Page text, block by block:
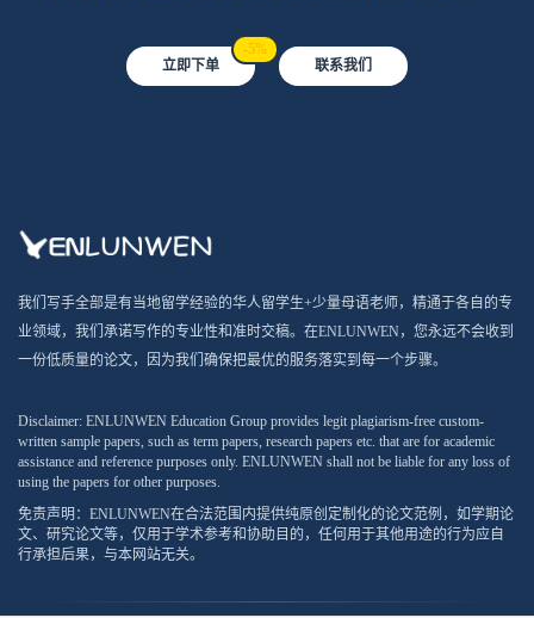
立即下单
-5%
联系我们
我们写手全部是有当地留学经验的华人留学生+少量母语老师，精通于各自的专
业领域，我们承诺写作的专业性和准时交稿。在ENLUNWEN，您永远不会收到
一份低质量的论文，因为我们确保把最优的服务落实到每一个步骤。
Disclaimer: ENLUNWEN Education Group provides legit plagiarism-free custom-
written sample papers, such as term papers, research papers etc. that are for academic
assistance and reference purposes only. ENLUNWEN shall not be liable for any loss of
using the papers for other purposes.
免责声明：ENLUNWEN在合法范围内提供纯原创定制化的论文范例，如学期论
文、研究论文等，仅用于学术参考和协助目的，任何用于其他用途的行为应自
行承担后果，与本网站无关。